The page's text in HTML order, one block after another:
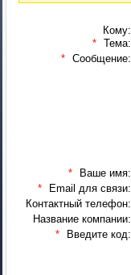
Кому:
* Тема:
* Сообщение:
*
Ваше имя:
*
Email для связи:
Контактный телефон:
Название компании:
*
Введите код: